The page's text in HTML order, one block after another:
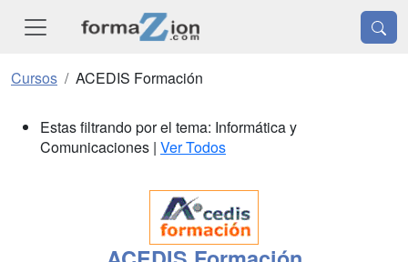
Cursos ACEDIS Formación
Estas filtrando por el tema: Informática y
Comunicaciones | Ver Todos